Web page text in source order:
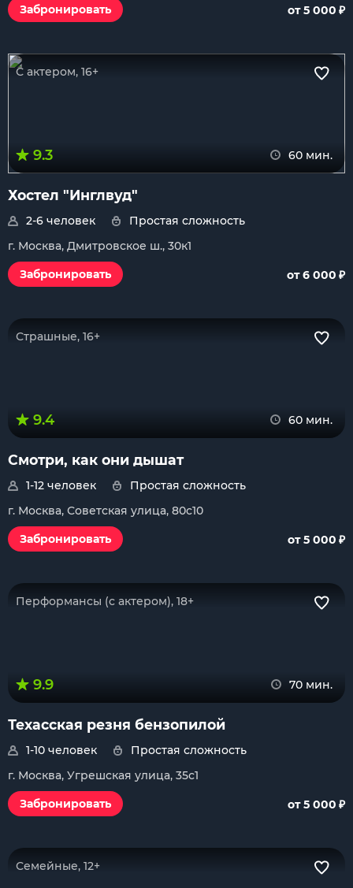
Забронировать
от 5 000 ₽
С актером, 16+
9.3 60 мин.
Хостел "Инглвуд"
2-6 человек
Простая сложность
г. Москва, Дмитровское ш., 30к1
Забронировать
от 6 000 ₽
Страшные, 16+
9.4 60 мин.
Смотри, как они дышат
1-12 человек
Простая сложность
г. Москва, Советская улица, 80с10
Забронировать
от 5 000 ₽
Перформансы (с актером), 18+
9.9 70 мин.
Техасская резня бензопилой
1-10 человек
Простая сложность
г. Москва, Угрешская улица, 35с1
Забронировать
от 5 000 ₽
Семейные, 12+